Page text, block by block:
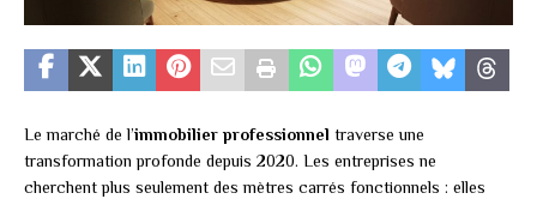
Le marché de l’immobilier professionnel traverse une
transformation profonde depuis 2020. Les entreprises ne
cherchent plus seulement des mètres carrés fonctionnels : elles